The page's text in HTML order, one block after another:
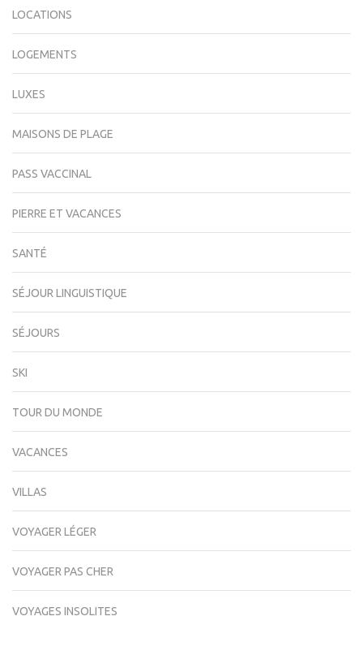
LOCATIONS
LOGEMENTS
LUXES
MAISONS DE PLAGE
PASS VACCINAL
PIERRE ET VACANCES
SANTÉ
SÉJOUR LINGUISTIQUE
SÉJOURS
SKI
TOUR DU MONDE
VACANCES
VILLAS
VOYAGER LÉGER
VOYAGER PAS CHER
VOYAGES INSOLITES